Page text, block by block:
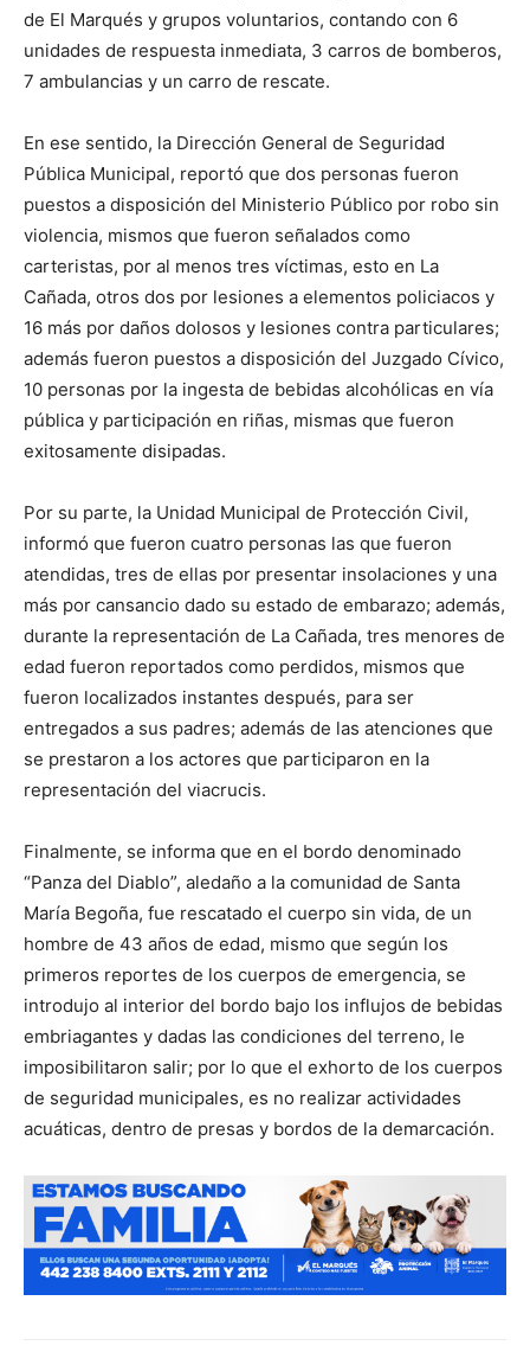
de El Marqués y grupos voluntarios, contando con 6
unidades de respuesta inmediata, 3 carros de bomberos,
7 ambulancias y un carro de rescate.
En ese sentido, la Dirección General de Seguridad
Pública Municipal, reportó que dos personas fueron
puestos a disposición del Ministerio Público por robo sin
violencia, mismos que fueron señalados como
carteristas, por al menos tres víctimas, esto en La
Cañada, otros dos por lesiones a elementos policiacos y
16 más por daños dolosos y lesiones contra particulares;
además fueron puestos a disposición del Juzgado Cívico,
10 personas por la ingesta de bebidas alcohólicas en vía
pública y participación en riñas, mismas que fueron
exitosamente disipadas.
Por su parte, la Unidad Municipal de Protección Civil,
informó que fueron cuatro personas las que fueron
atendidas, tres de ellas por presentar insolaciones y una
más por cansancio dado su estado de embarazo; además,
durante la representación de La Cañada, tres menores de
edad fueron reportados como perdidos, mismos que
fueron localizados instantes después, para ser
entregados a sus padres; además de las atenciones que
se prestaron a los actores que participaron en la
representación del viacrucis.
Finalmente, se informa que en el bordo denominado
“Panza del Diablo”, aledaño a la comunidad de Santa
María Begoña, fue rescatado el cuerpo sin vida, de un
hombre de 43 años de edad, mismo que según los
primeros reportes de los cuerpos de emergencia, se
introdujo al interior del bordo bajo los influjos de bebidas
embriagantes y dadas las condiciones del terreno, le
imposibilitaron salir; por lo que el exhorto de los cuerpos
de seguridad municipales, es no realizar actividades
acuáticas, dentro de presas y bordos de la demarcación.